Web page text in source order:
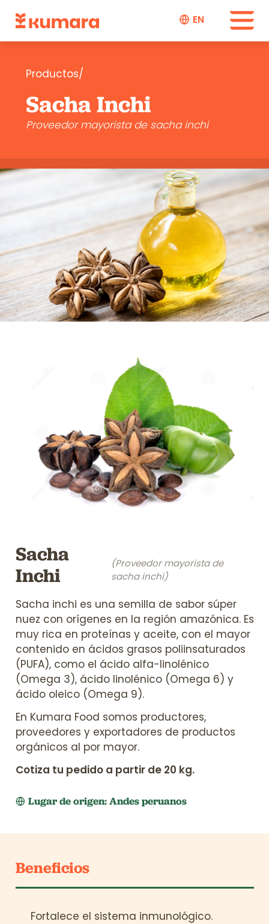
EN
Productos/
Sacha Inchi
Proveedor mayorista de sacha inchi
Sacha
Inchi
(Proveedor mayorista de
sacha inchi)
Sacha inchi es una semilla de sabor súper
nuez con orígenes en la región amazónica. Es
muy rica en proteínas y aceite, con el mayor
contenido en ácidos grasos poliinsaturados
(PUFA), como el ácido alfa-linolénico
(Omega 3), ácido linolénico (Omega 6) y
ácido oleico (Omega 9).
En Kumara Food somos productores,
proveedores y exportadores de productos
orgánicos al por mayor.
Cotiza tu pedido a partir de 20 kg.
Lugar de origen: Andes peruanos
Beneficios
Fortalece el sistema inmunológico.